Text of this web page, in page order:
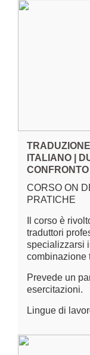
ITALIANO |
CONFRONTO
CORSO ON
PRATICHE
Il corso è
traduttori
specializzarsi
combinazione
Prevede un
esercitazioni.
Lingue di